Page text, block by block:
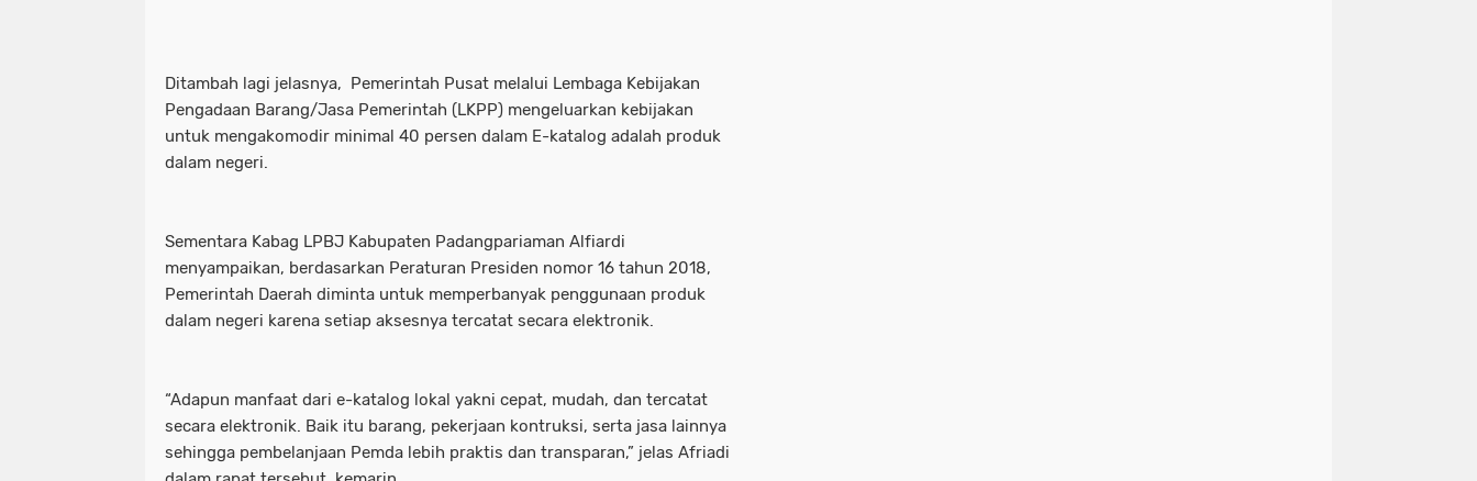
Ditambah lagi jelasnya, Pemerintah Pusat melalui Lembaga Kebijakan
Pengadaan Barang/Jasa Pemerintah (LKPP) mengeluarkan kebijakan
untuk mengakomodir minimal 40 persen dalam E-katalog adalah produk
dalam negeri.
Sementara Kabag LPBJ Kabupaten Padangpariaman Alfiardi
menyampaikan, berdasarkan Peraturan Presiden nomor 16 tahun 2018,
Pemerintah Daerah diminta untuk memperbanyak penggunaan produk
dalam negeri karena setiap aksesnya tercatat secara elektronik.
“Adapun manfaat dari e-katalog lokal yakni cepat, mudah, dan tercatat
secara elektronik. Baik itu barang, pekerjaan kontruksi, serta jasa lainnya
sehingga pembelanjaan Pemda lebih praktis dan transparan,” jelas Afriadi